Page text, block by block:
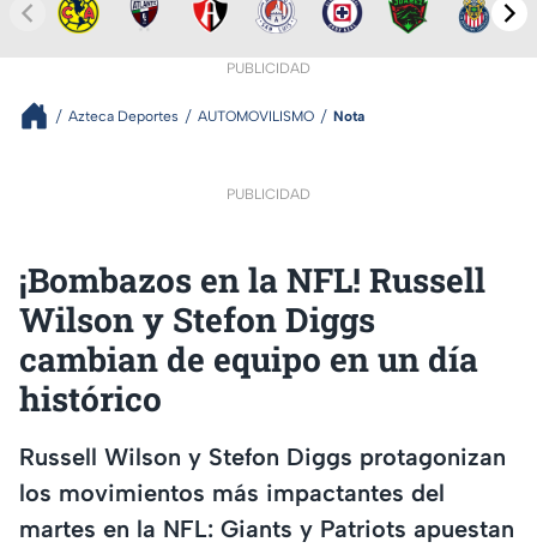
PUBLICIDAD
Azteca Deportes AUTOMOVILISMO Nota
PUBLICIDAD
¡Bombazos en la NFL! Russell
Wilson y Stefon Diggs
cambian de equipo en un día
histórico
Russell Wilson y Stefon Diggs protagonizan
los movimientos más impactantes del
martes en la NFL: Giants y Patriots apuestan